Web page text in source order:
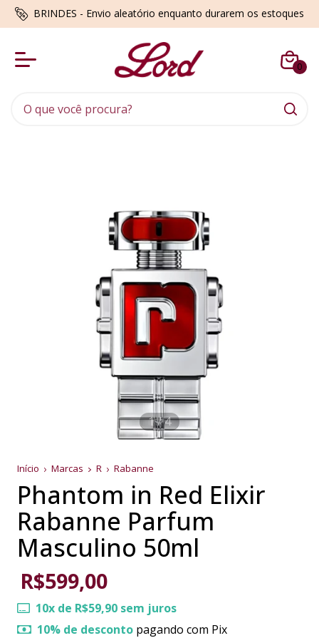
BRINDES - Envio aleatório enquanto durarem os estoques
0
1/4
Início Marcas R Rabanne
Phantom in Red Elixir
Rabanne Parfum
Masculino 50ml
R$599,00
10x de R$59,90 sem juros
10% de desconto pagando com Pix